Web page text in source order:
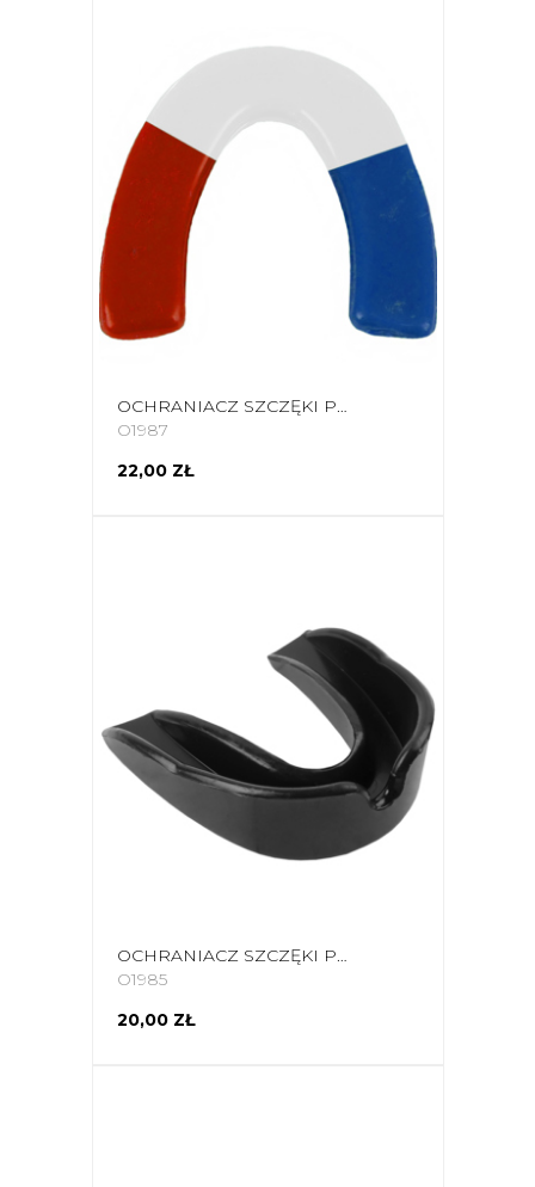
OCHRANIACZ SZCZĘKI POJEDYNCZY EVOLUTION 3 KOLORY OZ 020NBC
O1987
22,00 ZŁ
OCHRANIACZ SZCZĘKI POJEDYNCZY EVOLUTION CZARNY OZ 020C
O1985
20,00 ZŁ